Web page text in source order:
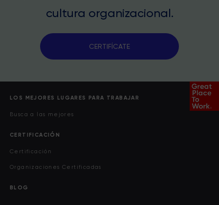
cultura organizacional.
CERTIFÍCATE
LOS MEJORES LUGARES PARA TRABAJAR
Busca a las mejores
CERTIFICACIÓN
Certificación
Organizaciones Certificadas
BLOG